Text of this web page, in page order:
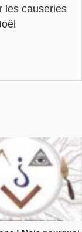
les causeries